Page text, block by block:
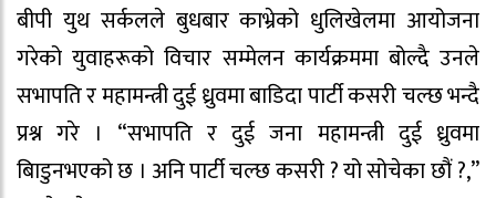
बीपी युथ सर्कलले बुधबार काभ्रेको धुलिखेलमा आयोजना
गरेको युवाहरूको विचार सम्मेलन कार्यक्रममा बोल्दै उनले
सभापति र महामन्त्री दुई ध्रुवमा बाडिदा पार्टी कसरी चल्छ भन्दै
प्रश्न गरे । “सभापति र दुई जना महामन्त्री दुई ध्रुवमा
बािडुनभएको छ । अनि पार्टी चल्छ कसरी ? यो सोचेका छौं ?,”